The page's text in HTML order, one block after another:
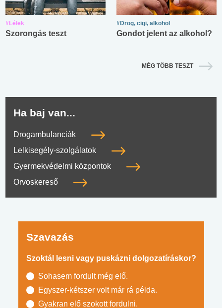
#Lélek
Szorongás teszt
#Drog, cigi, alkohol
Gondot jelent az alkohol?
MÉG TÖBB TESZT
Ha baj van...
Drogambulanciák
Lelkisegély-szolgálatok
Gyermekvédelmi központok
Orvoskereső
Szavazás
Szoktál lesni vagy puskázni dolgozatíráskor?
Sohasem fordult még elő.
Egyszer-kétszer volt már rá példa.
Gyakran elő szokott fordulni.